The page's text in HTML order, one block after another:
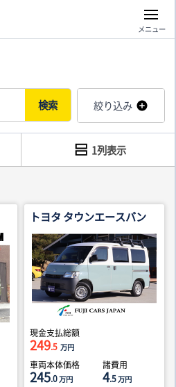
メニュー
検索 絞り込み
1列表示
トヨタ タウンエースバン
現金支払総額
249.5 万円
車両本体価格
245.0万円
諸費用
4.5万円